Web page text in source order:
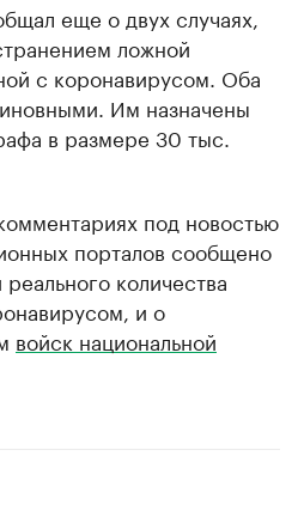
еще о двух случаях,
ложной
с коронавирусом. Оба
Им назначены
в размере 30 тыс.
под новостью
порталов сообщено
количества
и о
войск национальной